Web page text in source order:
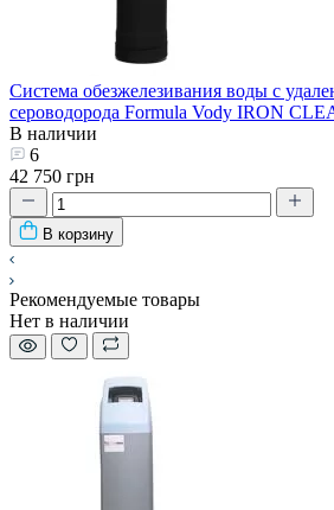
Система обезжелезивания воды с
сероводорода Formula Vody IRON
В наличии
6
42 750 грн
В корзину
Рекомендуемые товары
Нет в наличии